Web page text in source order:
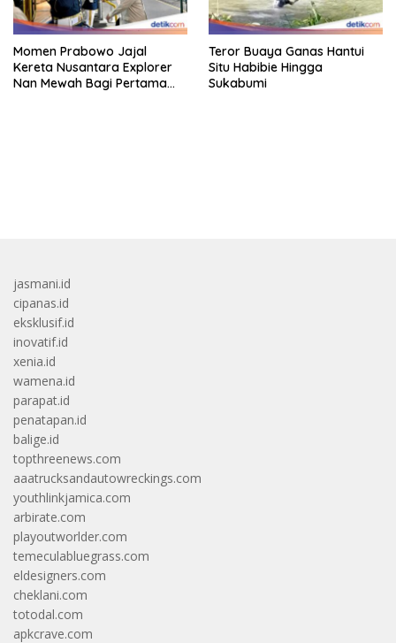
Momen Prabowo Jajal
Kereta Nusantara Explorer
Nan Mewah Bagi Pertama
Teror Buaya Ganas Hantui
Situ Habibie Hingga
Sukabumi
jasmani.id
cipanas.id
eksklusif.id
inovatif.id
xenia.id
wamena.id
parapat.id
penatapan.id
balige.id
topthreenews.com
aaatrucksandautowreckings.com
youthlinkjamica.com
arbirate.com
playoutworlder.com
temeculabluegrass.com
eldesigners.com
cheklani.com
totodal.com
apkcrave.com